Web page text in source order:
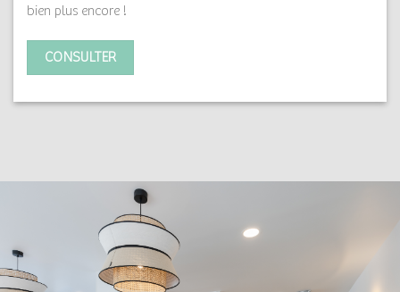
bien plus encore !
CONSULTER